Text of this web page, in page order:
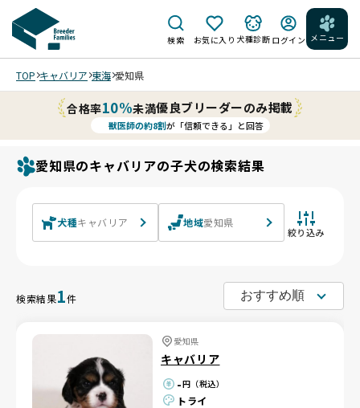
検索 お気に入り 犬種診断 ログイン メニュー
TOP キャバリア 東海 愛知県
合格率10%未満優良ブリーダーのみ掲載
獣医師の約8割が「信頼できる」と回答
愛知県のキャバリアの子犬の検索結果
犬種キャバリア 地域愛知県
絞り込み
検索結果1件
愛知県
キャバリア
-円（税込）
トライ